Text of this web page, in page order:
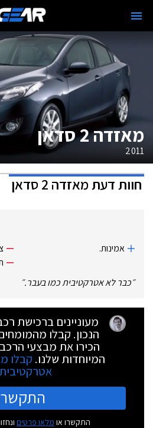
מאזדה 2 סדאן
2011
חוות דעתמאזדה 2 סדאן
אמינות.
״כבר לא אטרקטיבית כמו בעבר.״
מעוניינים ברכישת
הנכון. קבלו
הכירו את מבצעי
המיוחדות שלנו. קבלו
התקשרו או מלאו פרטים